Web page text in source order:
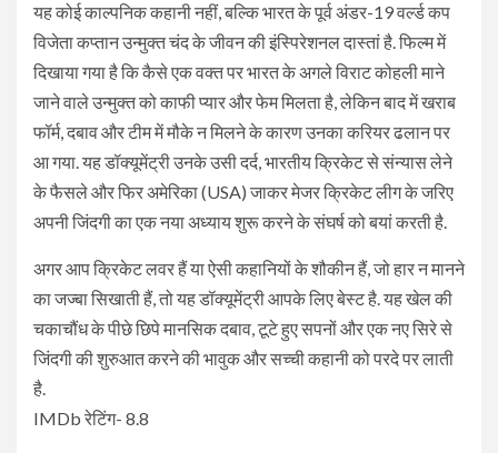
यह कोई काल्पनिक कहानी नहीं, बल्कि भारत के पूर्व अंडर-19 वर्ल्ड कप
विजेता कप्तान उन्मुक्त चंद के जीवन की इंस्पिरेशनल दास्तां है. फिल्म में
दिखाया गया है कि कैसे एक वक्त पर भारत के अगले विराट कोहली माने
जाने वाले उन्मुक्त को काफी प्यार और फेम मिलता है, लेकिन बाद में खराब
फॉर्म, दबाव और टीम में मौके न मिलने के कारण उनका करियर ढलान पर
आ गया. यह डॉक्यूमेंट्री उनके उसी दर्द, भारतीय क्रिकेट से संन्यास लेने
के फैसले और फिर अमेरिका (USA) जाकर मेजर क्रिकेट लीग के जरिए
अपनी जिंदगी का एक नया अध्याय शुरू करने के संघर्ष को बयां करती है.
अगर आप क्रिकेट लवर हैं या ऐसी कहानियों के शौकीन हैं, जो हार न मानने
का जज्बा सिखाती हैं, तो यह डॉक्यूमेंट्री आपके लिए बेस्ट है. यह खेल की
चकाचौंध के पीछे छिपे मानसिक दबाव, टूटे हुए सपनों और एक नए सिरे से
जिंदगी की शुरुआत करने की भावुक और सच्ची कहानी को परदे पर लाती
है.
IMDb रेटिंग- 8.8